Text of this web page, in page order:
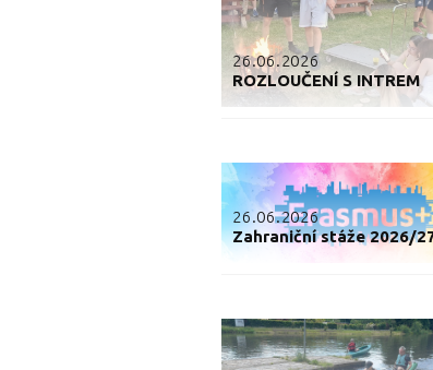
26.06.2026
ROZLOUČENÍ S INTREM
26.06.2026
Zahraniční stáže 2026/